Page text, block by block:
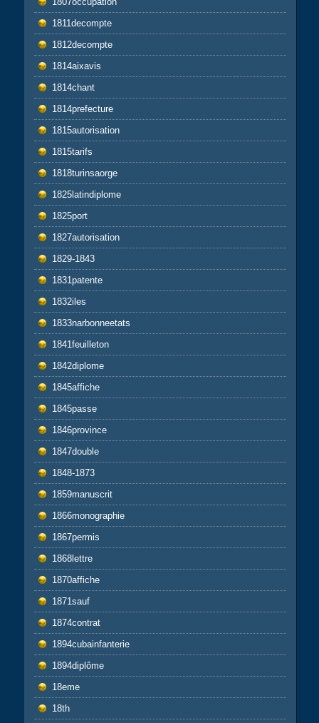
1811decompte
1812decompte
1814aixavis
1814chant
1814prefecture
1815autorisation
1815tarifs
1818turinsaorge
1825latindiplome
1825port
1827autorisation
1829-1843
1831patente
1832iles
1833narbonneetats
1841feuilleton
1842diplome
1845affiche
1845passe
1846province
1847double
1848-1873
1859manuscrit
1866monographie
1867permis
1868lettre
1870affiche
1871sauf
1874contrat
1894cubainfanterie
1894diplôme
18eme
18th